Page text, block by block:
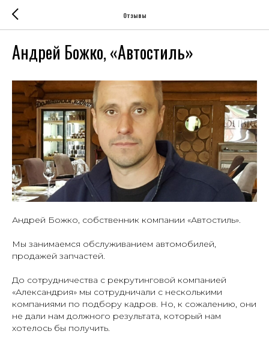
Отзывы
Андрей Божко, «Автостиль»
Андрей Божко, собственник компании «Автостиль».
Мы занимаемся обслуживанием автомобилей,
продажей запчастей.
До сотрудничества с рекрутинговой компанией
«Александрия» мы сотрудничали с несколькими
компаниями по подбору кадров. Но, к сожалению, они
не дали нам должного результата, который нам
хотелось бы получить.